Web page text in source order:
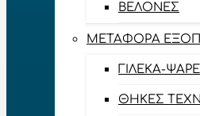
ΒΕΛΌΝΕΣ
ΜΕΤΑΦΟΡΆ
ΓΙΛΈΚΑ-
ΘΉΚΕΣ